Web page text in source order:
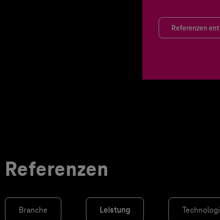
Referenzen
Referenzen
Branche Leistung